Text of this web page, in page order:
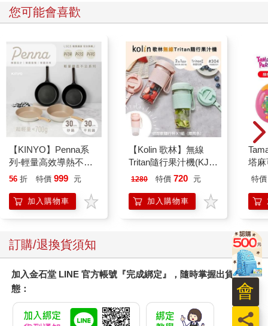
您可能會喜歡
【KINYO】Penna系
列-輕量高效導熱不沾
平煎鍋30cm
56 折 特價 999 元
加入購物車
【Kolin 歌林】無線
Tritan隨行果汁機(KJE-
MN502)
1280 特價 720 元
加入購物車
塔
園
特價
訂購/退換貨須知
加入金石堂 LINE 官方帳號『完成綁定』，隨時掌握出貨動
態：
員
會